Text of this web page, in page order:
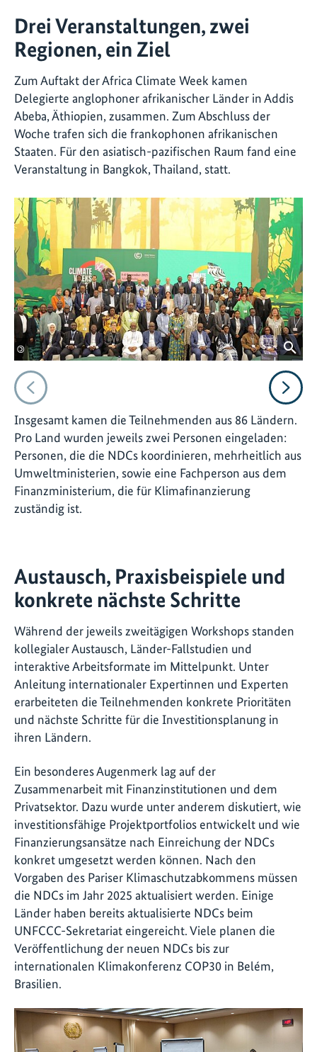
Drei Veranstaltungen, zwei
Regionen, ein Ziel
Zum Auftakt der Africa Climate Week kamen
Delegierte anglophoner afrikanischer Länder in Addis
Abeba, Äthiopien, zusammen. Zum Abschluss der
Woche trafen sich die frankophonen afrikanischen
Staaten. Für den asiatisch-pazifischen Raum fand eine
Veranstaltung in Bangkok, Thailand, statt.
©
Vorheriges
Insgesamt kamen die Teilnehmenden aus 86 Ländern.
Pro Land wurden jeweils zwei Personen eingeladen:
Personen, die die NDCs koordinieren, mehrheitlich aus
Umweltministerien, sowie eine Fachperson aus dem
Finanzministerium, die für Klimafinanzierung
zuständig ist.
Austausch, Praxisbeispiele und
konkrete nächste Schritte
Während der jeweils zweitägigen Workshops standen
kollegialer Austausch, Länder-Fallstudien und
interaktive Arbeitsformate im Mittelpunkt. Unter
Anleitung internationaler Expertinnen und Experten
erarbeiteten die Teilnehmenden konkrete Prioritäten
und nächste Schritte für die Investitionsplanung in
ihren Ländern.
Ein besonderes Augenmerk lag auf der
Zusammenarbeit mit Finanzinstitutionen und dem
Privatsektor. Dazu wurde unter anderem diskutiert, wie
investitionsfähige Projektportfolios entwickelt und wie
Finanzierungsansätze nach Einreichung der NDCs
konkret umgesetzt werden können. Nach den
Vorgaben des Pariser Klimaschutzabkommens müssen
die NDCs im Jahr 2025 aktualisiert werden. Einige
Länder haben bereits aktualisierte NDCs beim
UNFCCC-Sekretariat eingereicht. Viele planen die
Veröffentlichung der neuen NDCs bis zur
internationalen Klimakonferenz COP30 in Belém,
Brasilien.